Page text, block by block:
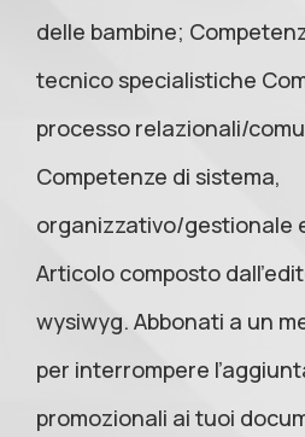
delle bambine;
tecnico specialistiche
processo relazionali/
Competenze di sistema,
organizzativo/gestionale
Articolo composto
wysiwyg. Abbonati a un
per interrompere
promozionali ai tuoi